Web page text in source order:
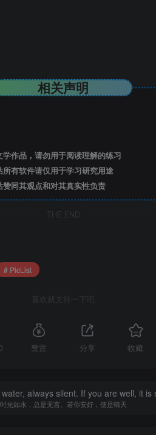
相关声明
作品，请勿用于阅读理解的练习
有软件请仅用于学习研究用途
同其观点和对其真实性负责
THE END
# PicList
喜欢就支持一下吧
赞赏 分享 收藏
always silent. If you are well, it is
时光如水，总是无言。若你安好，便是晴天